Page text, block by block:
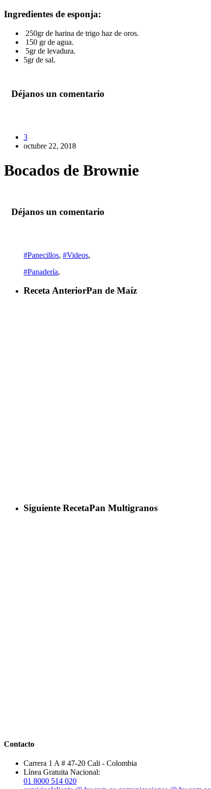
Ingredientes de esponja:
250gr de harina de trigo haz de oros.
150 gr de agua.
5gr de levadura.
5gr de sal.
Déjanos un comentario
3
octubre 22, 2018
Bocados de Brownie
Déjanos un comentario
#Panecillos, #Videos,
#Panadería,
Receta AnteriorPan de Maíz
Siguiente RecetaPan Multigranos
Contacto
Carrera 1 A # 47-20 Cali - Colombia
Línea Gratuita Nacional:
01 8000 514 020